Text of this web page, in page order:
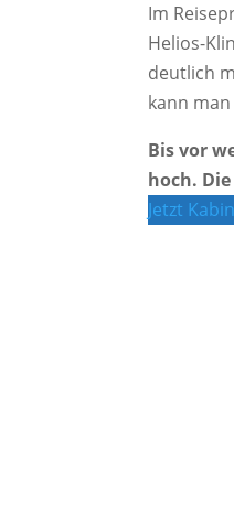
Im
Helios-
deutlich
kann
Bis vor
hoch.
Jetzt